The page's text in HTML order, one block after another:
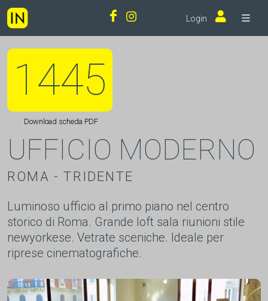
Login
1445
Download scheda PDF
UFFICIO MODERNO
ROMA - TRIDENTE
Luminoso ufficio al primo piano nel centro
storico di Roma. Grande loft sala riunioni stile
newyorkese. Vetrate sceniche. Ideale per
riprese cinematografiche.